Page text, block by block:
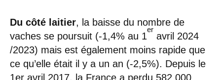
Du côté laitier, la baisse du nombre de
vaches se poursuit (-1,4% au 1
er
avril 2024
/2023) mais est également moins rapide que
ce qu’elle était il y a un an (-2,5%). Depuis le
1er avril 2017, la France a perdu 582 000